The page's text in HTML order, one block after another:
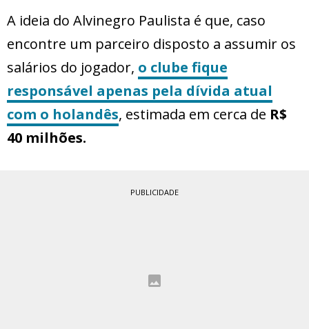
A ideia do Alvinegro Paulista é que, caso
encontre um parceiro disposto a assumir os
salários do jogador, o clube fique
responsável apenas pela dívida atual
com o holandês, estimada em cerca de R$
40 milhões.
PUBLICIDADE